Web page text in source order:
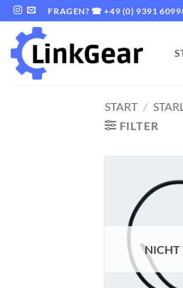
Zum
Inhalt
springen
FRAGEN? ☎ +49 (0) 9391
START /
FILTER
NICHT